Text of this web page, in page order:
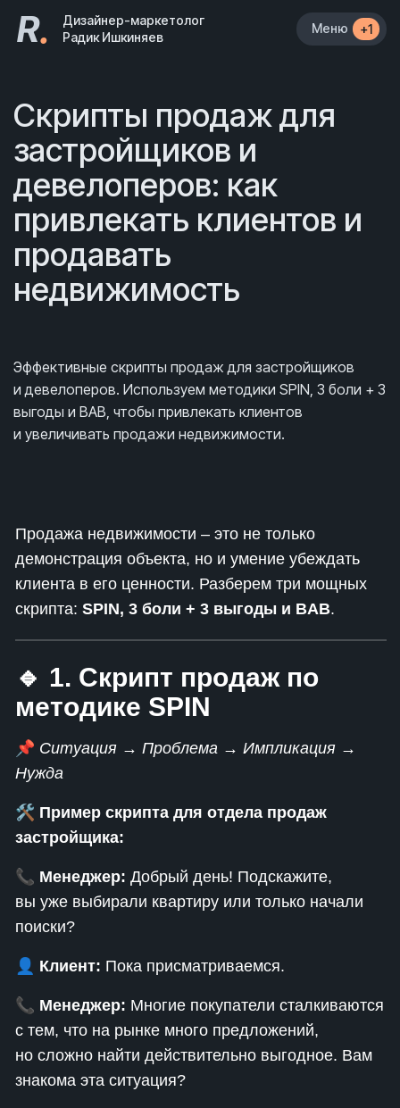
R.
Дизайнер-маркетолог
Радик Ишкиняев
Меню +1
Скрипты продаж для
застройщиков и
девелоперов: как
привлекать клиентов и
продавать
недвижимость
Эффективные скрипты продаж для застройщиков
и девелоперов. Используем методики SPIN, 3 боли + 3
выгоды и BAB, чтобы привлекать клиентов
и увеличивать продажи недвижимости.
Продажа недвижимости – это не только
демонстрация объекта, но и умение убеждать
клиента в его ценности. Разберем три мощных
скрипта: SPIN, 3 боли + 3 выгоды и BAB.
🔹 1. Скрипт продаж по
методике SPIN
📌 Ситуация → Проблема → Импликация →
Нужда
🛠 Пример скрипта для отдела продаж
застройщика:
📞 Менеджер: Добрый день! Подскажите,
вы уже выбирали квартиру или только начали
поиски?
👤 Клиент: Пока присматриваемся.
📞 Менеджер: Многие покупатели сталкиваются
с тем, что на рынке много предложений,
но сложно найти действительно выгодное. Вам
знакома эта ситуация?